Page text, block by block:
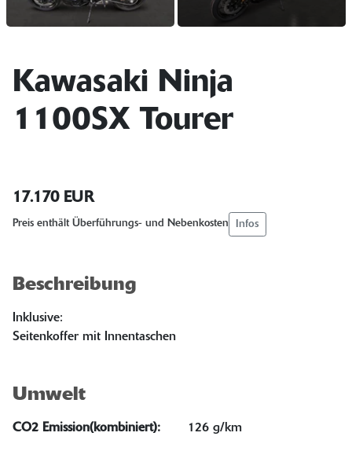
Kawasaki Ninja
1100SX Tourer
17.170 EUR
Preis enthält Überführungs- und Nebenkosten Infos
Beschreibung
Inklusive:
Seitenkoffer mit Innentaschen
Umwelt
CO2 Emission(kombiniert): 126 g/km